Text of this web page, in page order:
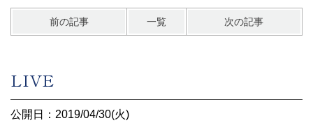
前の記事 一覧 次の記事
LIVE
公開日：2019/04/30(火)